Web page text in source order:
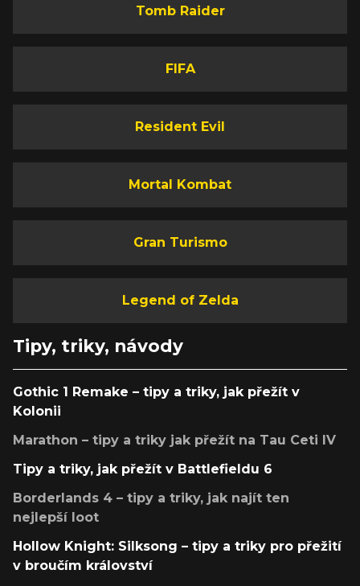
Tomb Raider
FIFA
Resident Evil
Mortal Kombat
Gran Turismo
Legend of Zelda
Tipy, triky, návody
Gothic 1 Remake – tipy a triky, jak přežít v
Kolonii
Marathon – tipy a triky jak přežít na Tau Ceti IV
Tipy a triky, jak přežít v Battlefieldu 6
Borderlands 4 – tipy a triky, jak najít ten
nejlepší loot
Hollow Knight: Silksong – tipy a triky pro přežití
v broučím království